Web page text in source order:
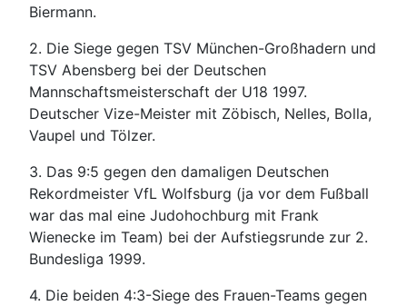
Biermann.
2. Die Siege gegen TSV München-Großhadern und
TSV Abensberg bei der Deutschen
Mannschaftsmeisterschaft der U18 1997.
Deutscher Vize-Meister mit Zöbisch, Nelles, Bolla,
Vaupel und Tölzer.
3. Das 9:5 gegen den damaligen Deutschen
Rekordmeister VfL Wolfsburg (ja vor dem Fußball
war das mal eine Judohochburg mit Frank
Wienecke im Team) bei der Aufstiegsrunde zur 2.
Bundesliga 1999.
4. Die beiden 4:3-Siege des Frauen-Teams gegen